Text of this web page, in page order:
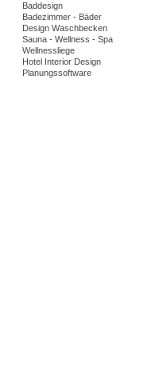
Baddesign
Badezimmer - Bäder
Design Waschbecken
Sauna - Wellness - Spa
Wellnessliege
Hotel Interior Design
Planungssoftware